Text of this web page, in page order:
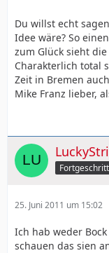
Du willst echt
Idee wäre? So
zum Glück sieht
Charakterlich total
Zeit in Bremen
Mike Franz lieber,
25. Juni 2011 um 15:02
Ich hab weder
schauen das sien